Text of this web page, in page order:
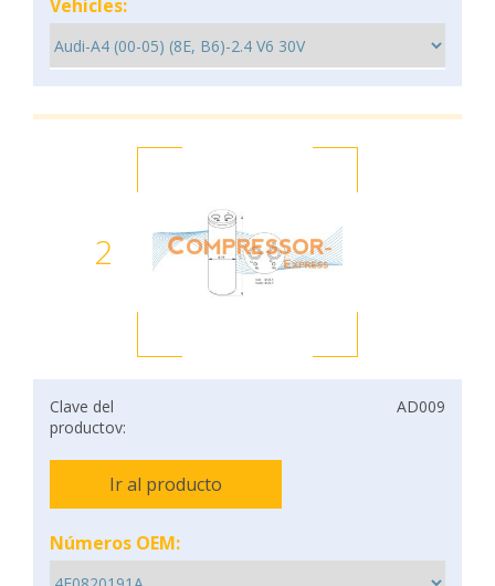
Vehicles:
2
Clave del
productov:
AD009
Ir al producto
Números OEM: